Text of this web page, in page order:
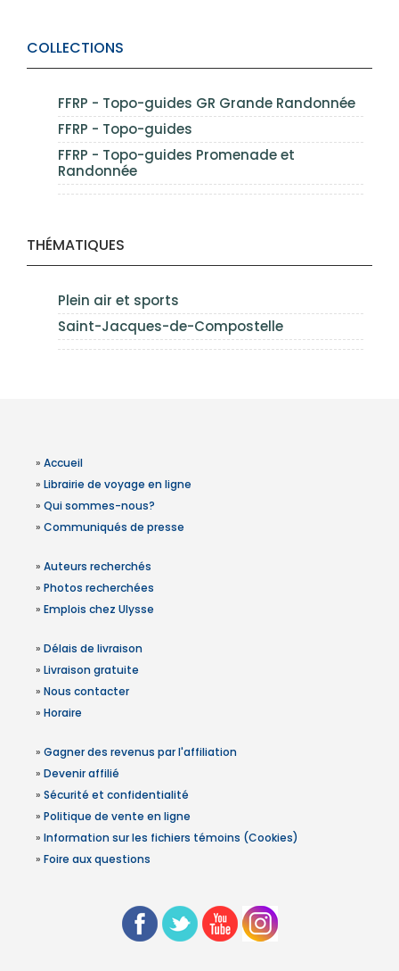
COLLECTIONS
FFRP - Topo-guides GR Grande Randonnée
FFRP - Topo-guides
FFRP - Topo-guides Promenade et
Randonnée
THÉMATIQUES
Plein air et sports
Saint-Jacques-de-Compostelle
» Accueil
» Librairie de voyage en ligne
» Qui sommes-nous?
» Communiqués de presse
» Auteurs recherchés
» Photos recherchées
» Emplois chez Ulysse
» Délais de livraison
» Livraison gratuite
» Nous contacter
» Horaire
» Gagner des revenus par l'affiliation
» Devenir affilié
» Sécurité et confidentialité
» Politique de vente en ligne
» Information sur les fichiers témoins (Cookies)
» Foire aux questions